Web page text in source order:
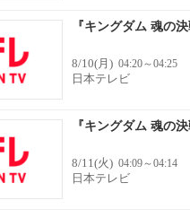
『キングダム 魂の
8/10(月) 04:20～04:25
日本テレビ
『キングダム 魂の
8/11(火) 04:09～04:14
日本テレビ